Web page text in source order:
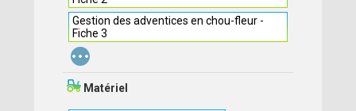
Gestion des adventices en chou-fleur -
Fiche 3
...
Matériel